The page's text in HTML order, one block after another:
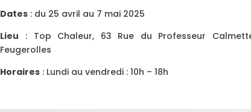
Dates : du 25 avril au 7 mai 2025
Lieu : Top Chaleur, 63 Rue du Professeur
Feugerolles
Horaires : Lundi au vendredi : 10h – 18h